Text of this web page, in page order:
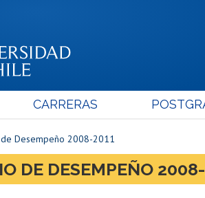
CARRERAS
Desempeño 2008-2011
DE DESEMPEÑO